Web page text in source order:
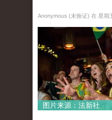
Anonymous (未验证) 在 星期
anp-27659007.jpg
图片来源：法新社